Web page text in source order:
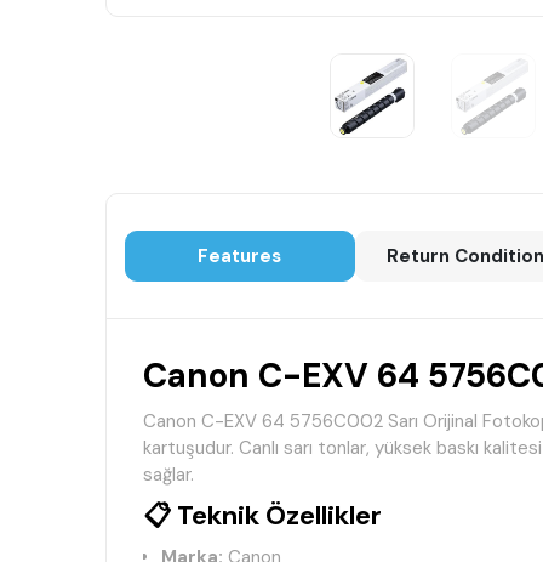
Features Return
Canon C-EXV 64
Canon C-EXV 64 5756C002 Sarı Orijinal
kartuşudur. Canlı sarı tonlar, yüksek baskı
sağlar.
📋 Teknik Özellikler